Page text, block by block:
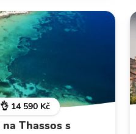
👌 14 590 Kč
Thassos s